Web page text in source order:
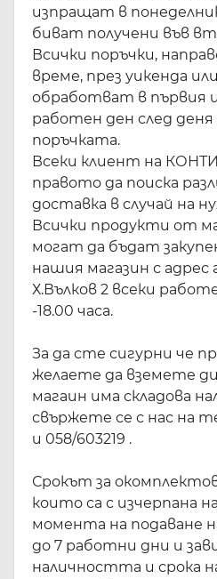
изпращат в
биват получени във
Всички поръчки,
време, през уикенда
обработват в първия
работен ден след деня
поръчката.
Всеки клиент на
правото да поиска
доставка в случай на
Всички продукти от
могат да бъдат
нашия магазин с адрес
Х.Вълков 2 всеки
-18.00 часа.
За да сте сигурни че
желаете да вземете
магаин има складова
свържете се с нас на
и 058/603219 .
Срокът за
които са с изчерпана
момента на подаване
до 7 работни дни и
наличността и срока